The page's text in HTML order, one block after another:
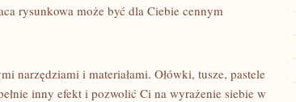
rysunkowa może⁢ być dla ‍Ciebie cennym
narzędziami i materiałami. Ołówki, tusze, pastele
inny ‍efekt i pozwolić Ci na wyrażenie siebie w